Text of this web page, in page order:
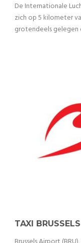
De Internationale
zich op 5 kilometer
grotendeels gelegen
TAXI